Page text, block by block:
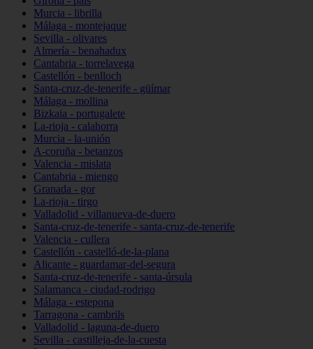
Murcia - librilla
Málaga - montejaque
Sevilla - olivares
Almería - benahadux
Cantabria - torrelavega
Castellón - benlloch
Santa-cruz-de-tenerife - güímar
Málaga - mollina
Bizkaia - portugalete
La-rioja - calahorra
Murcia - la-unión
A-coruña - betanzos
Valencia - mislata
Cantabria - miengo
Granada - gor
La-rioja - tirgo
Valladolid - villanueva-de-duero
Santa-cruz-de-tenerife - santa-cruz-de-tenerife
Valencia - cullera
Castellón - castelló-de-la-plana
Alicante - guardamar-del-segura
Santa-cruz-de-tenerife - santa-úrsula
Salamanca - ciudad-rodrigo
Málaga - estepona
Tarragona - cambrils
Valladolid - laguna-de-duero
Sevilla - castilleja-de-la-cuesta